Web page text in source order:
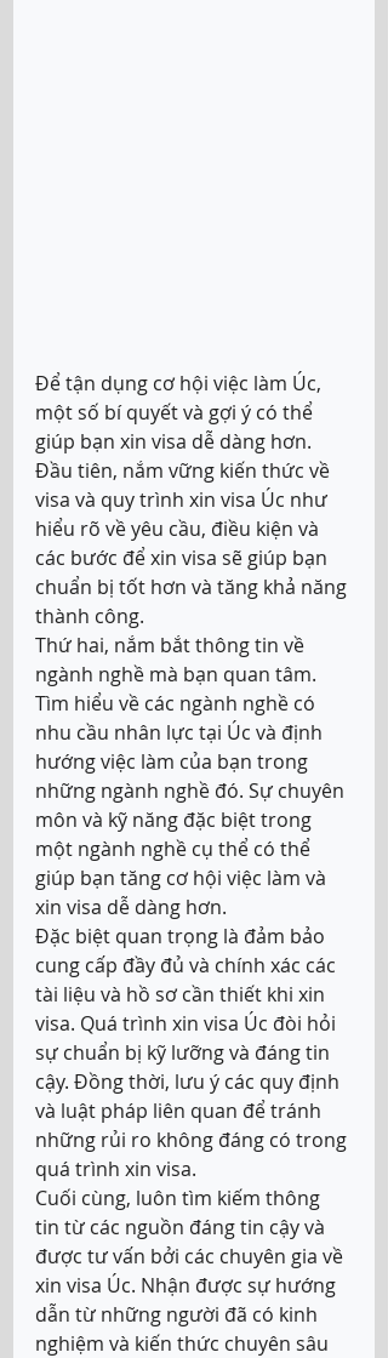
Để tận dụng cơ hội việc làm Úc,
một số bí quyết và gợi ý có thể
giúp bạn xin visa dễ dàng hơn.
Đầu tiên, nắm vững kiến thức về
visa và quy trình xin visa Úc như
hiểu rõ về yêu cầu, điều kiện và
các bước để xin visa sẽ giúp bạn
chuẩn bị tốt hơn và tăng khả năng
thành công.
Thứ hai, nắm bắt thông tin về
ngành nghề mà bạn quan tâm.
Tìm hiểu về các ngành nghề có
nhu cầu nhân lực tại Úc và định
hướng việc làm của bạn trong
những ngành nghề đó. Sự chuyên
môn và kỹ năng đặc biệt trong
một ngành nghề cụ thể có thể
giúp bạn tăng cơ hội việc làm và
xin visa dễ dàng hơn.
Đặc biệt quan trọng là đảm bảo
cung cấp đầy đủ và chính xác các
tài liệu và hồ sơ cần thiết khi xin
visa. Quá trình xin visa Úc đòi hỏi
sự chuẩn bị kỹ lưỡng và đáng tin
cậy. Đồng thời, lưu ý các quy định
và luật pháp liên quan để tránh
những rủi ro không đáng có trong
quá trình xin visa.
Cuối cùng, luôn tìm kiếm thông
tin từ các nguồn đáng tin cậy và
được tư vấn bởi các chuyên gia về
xin visa Úc. Nhận được sự hướng
dẫn từ những người đã có kinh
nghiệm và kiến thức chuyên sâu